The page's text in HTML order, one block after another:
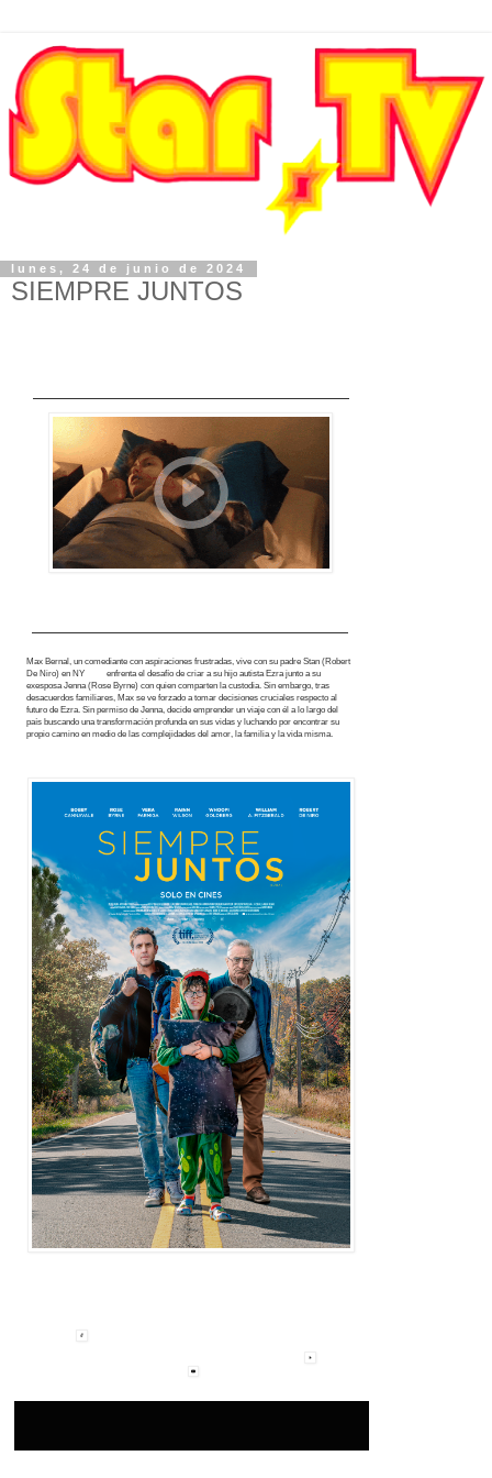
lunes, 24 de junio de 2024
SIEMPRE JUNTOS
Max Bernal, un comediante con aspiraciones frustradas, vive
De Niro) en NY. Maxenfrenta el desafío de criar a su hijo
país buscando una transformación profunda en sus vidas y
propio camino en medio de las complejidades del amor, la